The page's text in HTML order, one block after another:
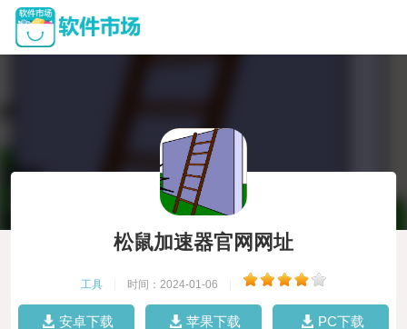
松鼠加速器官网网址
工具 时间：2024-01-06
安卓下载 苹果下载 PC下载